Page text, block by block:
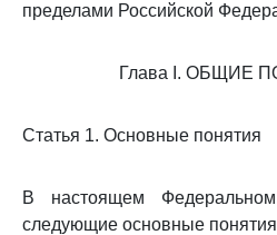
пределами Российской
Глава I. ОБЩИЕ
Статья 1. Основные понятия
В настоящем
следующие основные